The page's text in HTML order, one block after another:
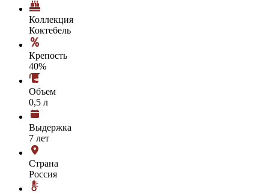
Коллекция
Коктебель
Крепость
40%
Объем
0,5 л
Выдержка
7 лет
Страна
Россия